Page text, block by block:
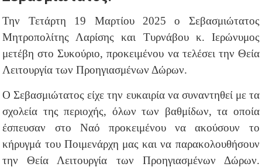
Την Τετάρτη 19 Μαρτίου 2025 ο Σεβασμιώτατος
Μητροπολίτης Λαρίσης και Τυρνάβου κ. Ιερώνυμος
μετέβη στο Συκούριο, προκειμένου να τελέσει την Θεία
Λειτουργία των Προηγιασμένων Δώρων.
Ο Σεβασμιώτατος είχε την ευκαιρία να συναντηθεί με τα
σχολεία της περιοχής, όλων των βαθμίδων, τα οποία
έσπευσαν στο Ναό προκειμένου να ακούσουν το
κήρυγμά του Ποιμενάρχη μας και να παρακολουθήσουν
την Θεία Λειτουργία των Προηγιασμένων Δώρων.